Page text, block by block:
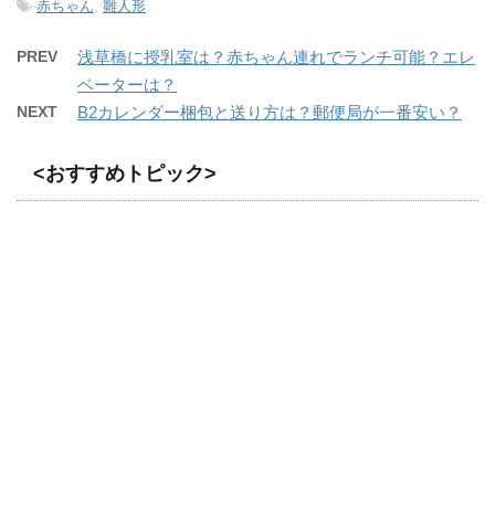
-赤ちゃん, 雛人形
PREV
浅草橋に授乳室は？赤ちゃん連れでランチ可能？エレ
ベーターは？
NEXT B2カレンダー梱包と送り方は？郵便局が一番安い？
<おすすめトピック>